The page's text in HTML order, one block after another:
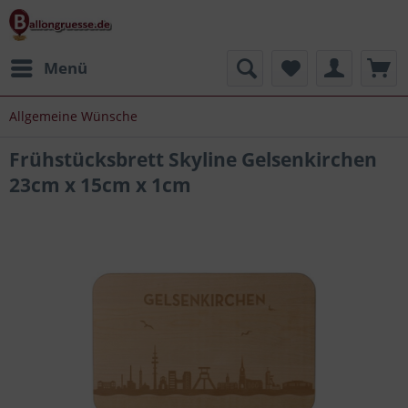
Menü
Allgemeine Wünsche
Frühstücksbrett Skyline Gelsenkirchen
23cm x 15cm x 1cm